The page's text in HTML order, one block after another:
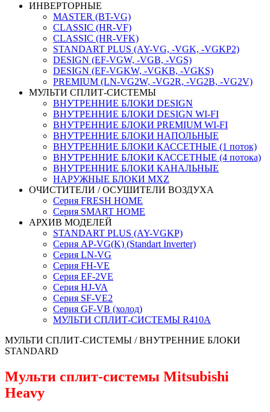
ИНВЕРТОРНЫЕ
MASTER (BT-VG)
CLASSIC (HR-VF)
CLASSIC (HR-VFK)
STANDART PLUS (AY-VG, -VGK, -VGKP2)
DESIGN (EF-VGW, -VGB, -VGS)
DESIGN (EF-VGKW, -VGKB, -VGKS)
PREMIUM (LN-VG2W, -VG2R, -VG2B, -VG2V)
МУЛЬТИ СПЛИТ-СИСТЕМЫ
ВНУТРЕННИЕ БЛОКИ DESIGN
ВНУТРЕННИЕ БЛОКИ DESIGN WI-FI
ВНУТРЕННИЕ БЛОКИ PREMIUM WI-FI
ВНУТРЕННИЕ БЛОКИ НАПОЛЬНЫЕ
ВНУТРЕННИЕ БЛОКИ КАССЕТНЫЕ (1 поток)
ВНУТРЕННИЕ БЛОКИ КАССЕТНЫЕ (4 потока)
ВНУТРЕННИЕ БЛОКИ КАНАЛЬНЫЕ
НАРУЖНЫЕ БЛОКИ MXZ
ОЧИСТИТЕЛИ / ОСУШИТЕЛИ ВОЗДУХА
Серия FRESH HOME
Серия SMART HOME
АРХИВ МОДЕЛЕЙ
STANDART PLUS (AY-VGKP)
Серия AP-VG(K) (Standart Inverter)
Серия LN-VG
Серия FH-VE
Серия EF-2VE
Серия HJ-VA
Серия SF-VE2
Серия GF-VB (холод)
МУЛЬТИ СПЛИТ-СИСТЕМЫ R410A
МУЛЬТИ СПЛИТ-СИСТЕМЫ / ВНУТРЕННИЕ БЛОКИ
STANDARD
Мульти сплит-системы Mitsubishi
Heavy